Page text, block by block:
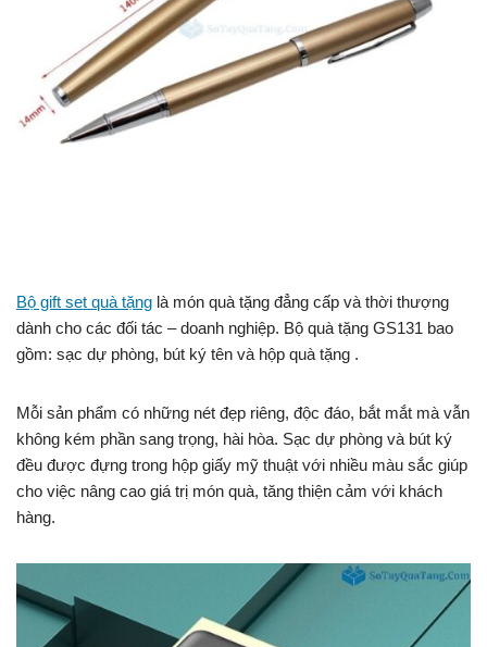
Bộ gift set quà tặng là món quà tặng đẳng cấp và thời thượng
dành cho các đối tác – doanh nghiệp. Bộ quà tặng GS131 bao
gồm: sạc dự phòng, bút ký tên và hộp quà tặng .
Mỗi sản phẩm có những nét đẹp riêng, độc đáo, bắt mắt mà vẫn
không kém phần sang trọng, hài hòa. Sạc dự phòng và bút ký
đều được đựng trong hộp giấy mỹ thuật với nhiều màu sắc giúp
cho việc nâng cao giá trị món quà, tăng thiện cảm với khách
hàng.